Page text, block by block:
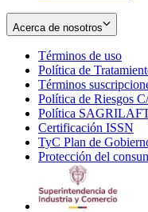
Acerca de nosotros
Términos de uso
in
new
Política de
Términos
Política de Riesgos
Política
Certificación ISSN
in
TyC Plan de
Protección del